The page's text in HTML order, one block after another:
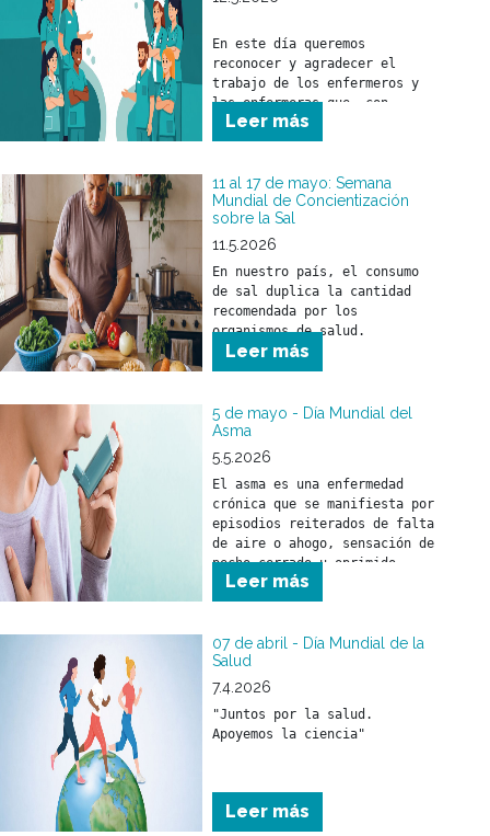
En este día queremos
reconocer y agradecer el
trabajo de los enfermeros y
las enfermeras que, con
responsabilidad, compromiso y
profesionalismo, brindan
beneficiarios.
A quienes forman parte de
nuestros equipos de salud,
reconocimiento por la tarea
esencial que desarrollan cada
día.
Leer más
11 al 17 de mayo: Semana
Mundial de Concientización
sobre la Sal
11.5.2026
En nuestro país, el consumo
de sal duplica la cantidad
recomendada por los
organismos de salud.
Leer más
5 de mayo - Día Mundial del
Asma
5.5.2026
El asma es una enfermedad
crónica que se manifiesta por
episodios reiterados de falta
de aire o ahogo, sensación de
pecho cerrado u oprimido,
silbidos en el pecho
(sibilancias) o presencia de
obstrucción al paso del aire
por la vía respiratoria.
Leer más
07 de abril - Día Mundial de la
Salud
7.4.2026
"Juntos por la salud.
Leer más